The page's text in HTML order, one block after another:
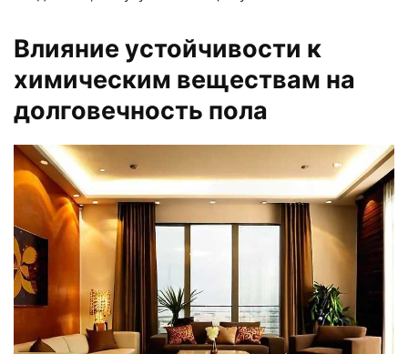
Влияние устойчивости к
химическим веществам на
долговечность пола